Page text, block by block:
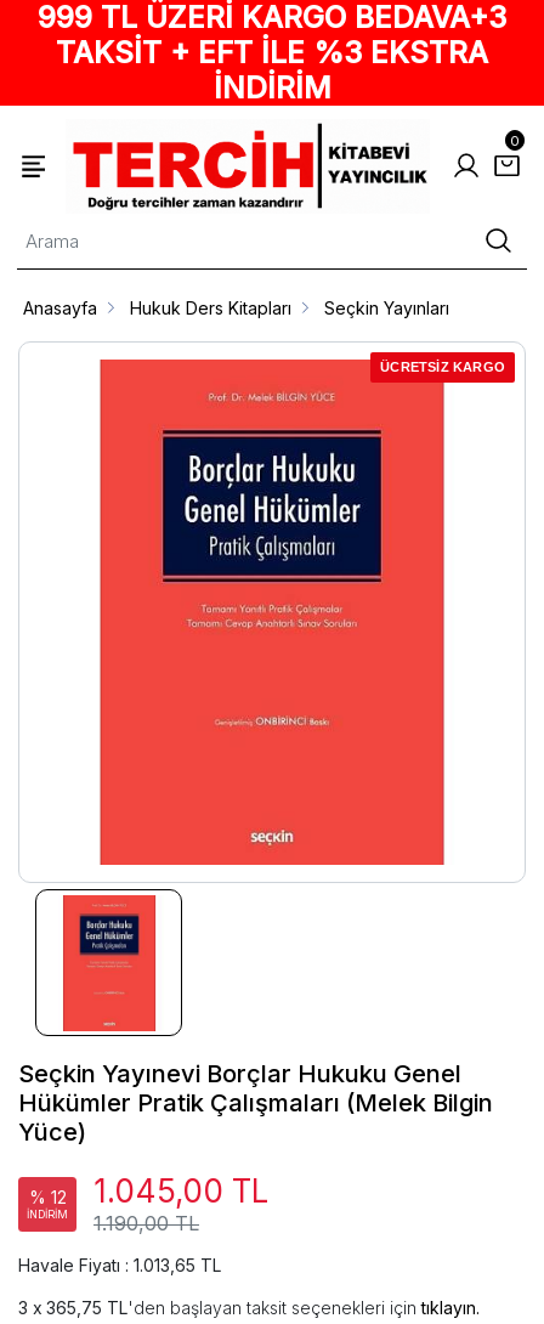
999 TL ÜZERİ KARGO BEDAVA+3
TAKSİT + EFT İLE %3 EKSTRA
İNDİRİM
0
Anasayfa Hukuk Ders Kitapları Seçkin Yayınları
ÜCRETSİZ KARGO
Seçkin Yayınevi Borçlar Hukuku Genel
Hükümler Pratik Çalışmaları (Melek Bilgin
Yüce)
% 12
İNDİRİM 1.190,00 TL
1.045,00 TL
Havale Fiyatı : 1.013,65 TL
365,75 TL'den başlayan taksit seçenekleri içintıklayın.